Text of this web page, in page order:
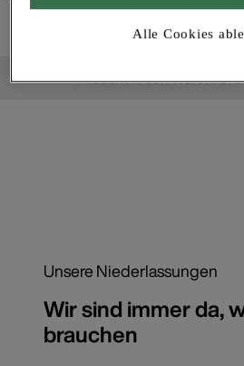
Mirka Deos Schleifschuh, 100
Schleifgeräte und Zubehör
Produkt in den Warenkorb
Unsere Niederlassungen
Wir sind immer da,
brauchen
Alle Cookies